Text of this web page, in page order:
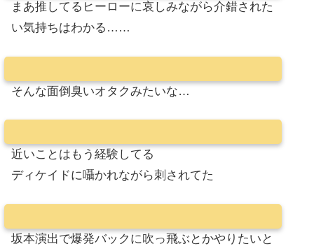
まあ推してるヒーローに哀しみながら介錯された
い気持ちはわかる……
そんな面倒臭いオタクみたいな…
近いことはもう経験してる
ディケイドに囁かれながら刺されてた
坂本演出で爆発バックに吹っ飛ぶとかやりたいと